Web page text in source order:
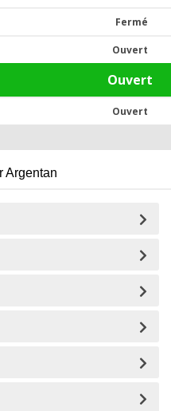
Fermé
Ouvert
Ouvert
Ouvert
Argentan